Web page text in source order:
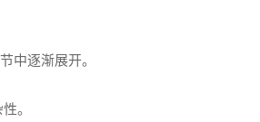
中逐渐展开。
。